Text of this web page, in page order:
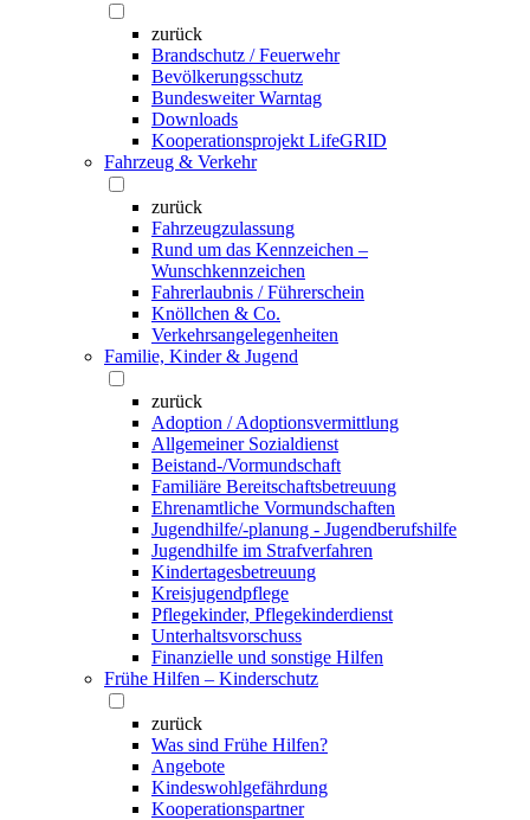
zurück
Brandschutz / Feuerwehr
Bevölkerungsschutz
Bundesweiter Warntag
Downloads
Kooperationsprojekt LifeGRID
Fahrzeug & Verkehr
zurück
Fahrzeugzulassung
Rund um das Kennzeichen –
Wunschkennzeichen
Fahrerlaubnis / Führerschein
Knöllchen & Co.
Verkehrsangelegenheiten
Familie, Kinder & Jugend
zurück
Adoption / Adoptionsvermittlung
Allgemeiner Sozialdienst
Beistand-/Vormundschaft
Familiäre Bereitschaftsbetreuung
Ehrenamtliche Vormundschaften
Jugendhilfe/-planung - Jugendberufshilfe
Jugendhilfe im Strafverfahren
Kindertagesbetreuung
Kreisjugendpflege
Pflegekinder, Pflegekinderdienst
Unterhaltsvorschuss
Finanzielle und sonstige Hilfen
Frühe Hilfen – Kinderschutz
zurück
Was sind Frühe Hilfen?
Angebote
Kindeswohlgefährdung
Kooperationspartner